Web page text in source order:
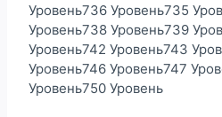
Уровень736 Уровень735
Уровень738 Уровень739
Уровень742 Уровень743
Уровень746 Уровень747
Уровень750 Уровень